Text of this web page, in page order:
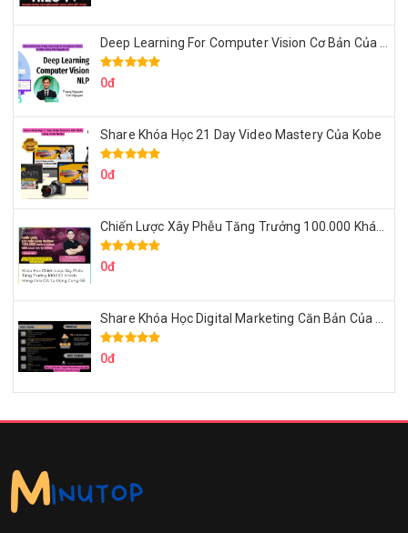
Deep Learning For Computer Vision Cơ Bản Của Việt Nguyễn Ai
0đ
Share Khóa Học 21 Day Video Mastery Của Kobe
0đ
Chiến Lược Xây Phễu Tăng Trưởng 100.000 Khách Hàng Zalo OA Tự Động
0đ
Share Khóa Học Digital Marketing Căn Bản Của Mr.Long
0đ